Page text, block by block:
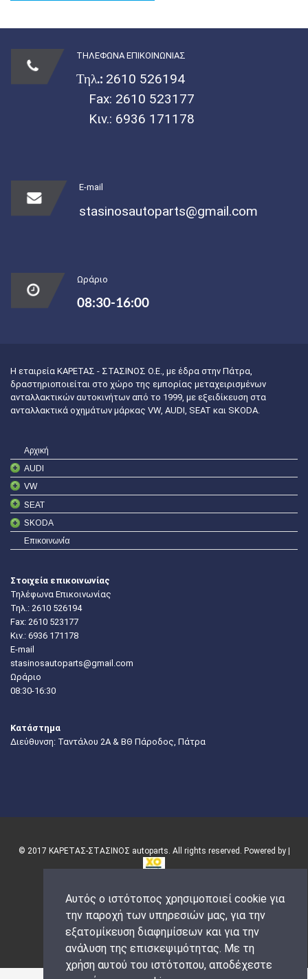
Αυτός ο ιστότοπος χρησιμοποιεί cookie για
την παροχή των υπηρεσιών μας, για την
εξατομίκευση διαφημίσεων και για την
ανάλυση της επισκεψιμότητας. Με τη
χρήση αυτού του ιστότοπου, αποδέχεστε
ΤΗΛΕΦΩΝΑ ΕΠΙΚΟΙΝΩΝΙΑΣ
Τηλ.: 2610 526194
Fax: 2610 523177
Κιν.: 6936 171178
E-mail
stasinosautoparts@gmail.com
Ωράριο
08:30-16:00
Η εταιρεία ΚΑΡΕΤΑΣ - ΣΤΑΣΙΝΟΣ Ο.Ε., με έδρα στην Πάτρα,
δραστηριοποιείται στο χώρο της εμπορίας μεταχειρισμένων
ανταλλακτικών αυτοκινήτων από το 1999, με εξειδίκευση στα
ανταλλακτικά οχημάτων μάρκας VW, AUDI, SEAT και SKODA.
Αρχική
AUDI
VW
SEAT
SKODA
Επικοινωνία
Στοιχεία επικοινωνίας
Τηλέφωνα Επικοινωνίας
Τηλ.: 2610 526194
Fax: 2610 523177
Κιν.: 6936 171178
E-mail
stasinosautoparts@gmail.com
Ωράριο
08:30-16:30
Κατάστημα
Διεύθυνση: Ταντάλου 2Α & ΒΘ Πάροδος, Πάτρα
© 2017 ΚΑΡΕΤΑΣ-ΣΤΑΣΙΝΟΣ autoparts. All rights reserved. Powered by |